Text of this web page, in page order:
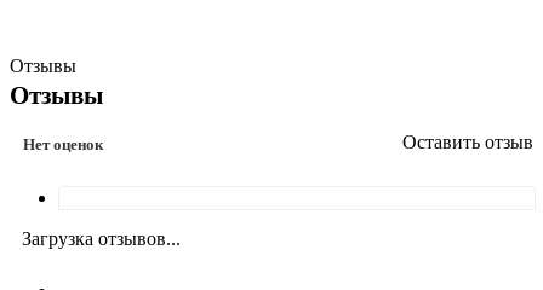
Отзывы
Отзывы
Нет оценок Оставить отзыв
Загрузка отзывов...